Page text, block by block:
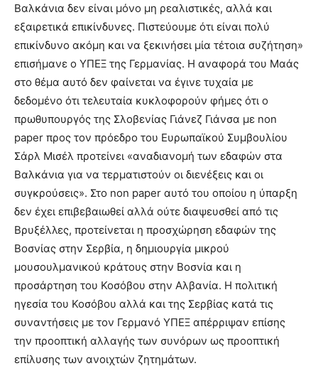
Βαλκάνια δεν είναι μόνο μη ρεαλιστικές, αλλά και
εξαιρετικά επικίνδυνες. Πιστεύουμε ότι είναι πολύ
επικίνδυνο ακόμη και να ξεκινήσει μία τέτοια συζήτηση»
επισήμανε ο ΥΠΕΞ της Γερμανίας. Η αναφορά του Μαάς
στο θέμα αυτό δεν φαίνεται να έγινε τυχαία με
δεδομένο ότι τελευταία κυκλοφορούν φήμες ότι ο
πρωθυπουργός της Σλοβενίας Γιάνεζ Γιάνσα με non
paper προς τον πρόεδρο του Ευρωπαϊκού Συμβουλίου
Σάρλ Μισέλ προτείνει «αναδιανομή των εδαφών στα
Βαλκάνια για να τερματιστούν οι διενέξεις και οι
συγκρούσεις». Στο non paper αυτό του οποίου η ύπαρξη
δεν έχει επιβεβαιωθεί αλλά ούτε διαψευσθεί από τις
Βρυξέλλες, προτείνεται η προσχώρηση εδαφών της
Βοσνίας στην Σερβία, η δημιουργία μικρού
μουσουλμανικού κράτους στην Βοσνία και η
προσάρτηση του Κοσόβου στην Αλβανία. Η πολιτική
ηγεσία του Κοσόβου αλλά και της Σερβίας κατά τις
συναντήσεις με τον Γερμανό ΥΠΕΞ απέρριψαν επίσης
την προοπτική αλλαγής των συνόρων ως προοπτική
επίλυσης των ανοιχτών ζητημάτων.